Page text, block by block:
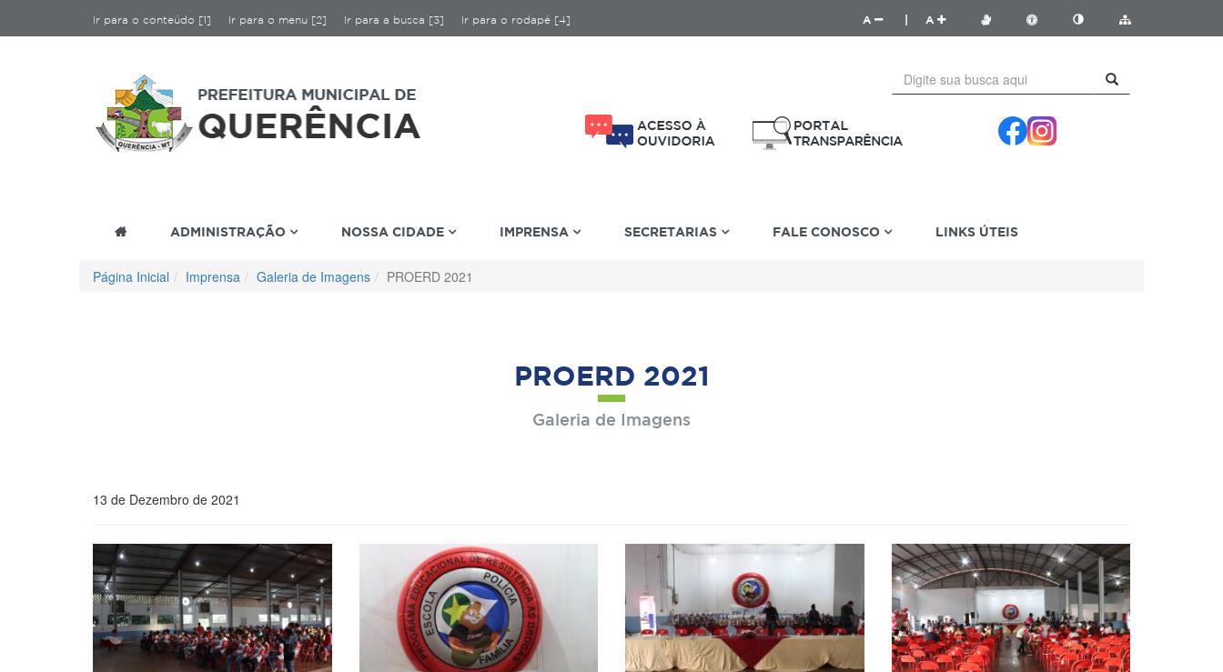
Ir para o conteúdo [1] Ir para o menu [2] Ir para a busca [3] Ir para o rodapé [4] A A
ADMINISTRAÇÃO NOSSA CIDADE IMPRENSA SECRETARIAS FALE CONOSCO LINKS ÚTEIS
Página Inicial Imprensa Galeria de Imagens PROERD 2021
PROERD 2021
Galeria de Imagens
13 de Dezembro de 2021